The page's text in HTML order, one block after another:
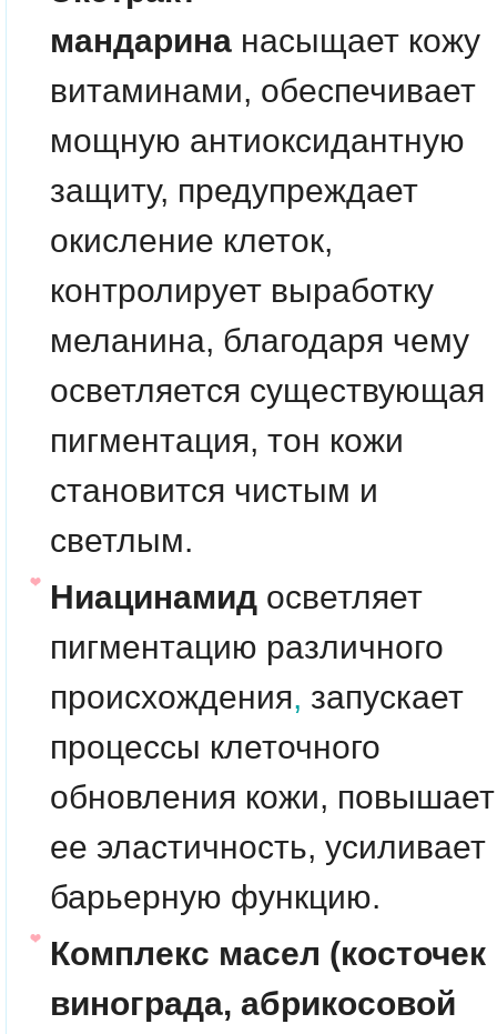
мандарина насыщает кожу
витаминами, обеспечивает
мощную антиоксидантную
защиту, предупреждает
окисление клеток,
контролирует выработку
меланина, благодаря чему
осветляется существующая
пигментация, тон кожи
становится чистым и
светлым.
Ниацинамид осветляет
пигментацию различного
происхождения, запускает
процессы клеточного
обновления кожи, повышает
ее эластичность, усиливает
барьерную функцию.
Комплекс масел (косточек
винограда, абрикосовой